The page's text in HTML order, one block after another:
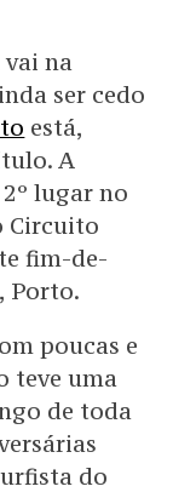
na
ser cedo
está,
A
lugar no
Circuito
fim-de-
Porto.
poucas e
teve uma
de toda
do